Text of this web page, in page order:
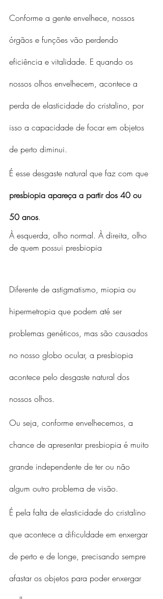
Conforme a gente envelhece, nossos
órgãos e funções vão perdendo
eficiência e vitalidade. E quando os
nossos olhos envelhecem, acontece a
perda de elasticidade do cristalino, por
isso a capacidade de focar em objetos
de perto diminui.
É esse desgaste natural que faz com que
presbiopia apareça a partir dos 40 ou
50 anos.
À esquerda, olho normal. À direita, olho
de quem possui presbiopia
Diferente de astigmatismo, miopia ou
hipermetropia que podem até ser
problemas genéticos, mas são causados
no nosso globo ocular, a presbiopia
acontece pelo desgaste natural dos
nossos olhos.
Ou seja, conforme envelhecemos, a
chance de apresentar presbiopia é muito
grande independente de ter ou não
algum outro problema de visão.
É pela falta de elasticidade do cristalino
que acontece a dificuldade em enxergar
de perto e de longe, precisando sempre
afastar os objetos para poder enxergar